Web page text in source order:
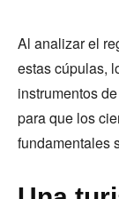
Al analizar el
estas cúpulas,
instrumentos
para que los
fundamentales